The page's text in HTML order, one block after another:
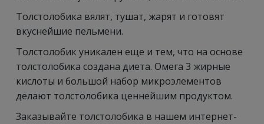
Толстолобика вялят, тушат, жарят и готовят
вкуснейшие пельмени.
Толстолобик уникален еще и тем, что на основе
толстолобика создана диета. Омега 3 жирные
кислоты и большой набор микроэлементов
делают толстолобика ценнейшим продуктом.
Заказывайте толстолобика в нашем интернет-